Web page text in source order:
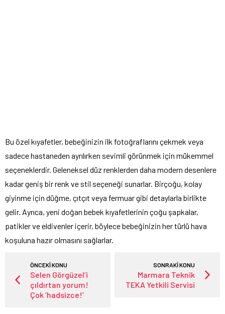
Bu özel kıyafetler, bebeğinizin ilk fotoğraflarını çekmek veya
sadece hastaneden ayrılırken sevimli görünmek için mükemmel
seçeneklerdir. Geleneksel düz renklerden daha modern desenlere
kadar geniş bir renk ve stil seçeneği sunarlar. Birçoğu, kolay
giyinme için düğme, çıtçıt veya fermuar gibi detaylarla birlikte
gelir. Ayrıca, yeni doğan bebek kıyafetlerinin çoğu şapkalar,
patikler ve eldivenler içerir, böylece bebeğinizin her türlü hava
koşuluna hazır olmasını sağlarlar.
ÖNCEKİ KONU
Selen Görgüzel’i
çıldırtan yorum!
Çok ‘hadsizce!’
SONRAKİ KONU
Marmara Teknik
TEKA Yetkili Servisi